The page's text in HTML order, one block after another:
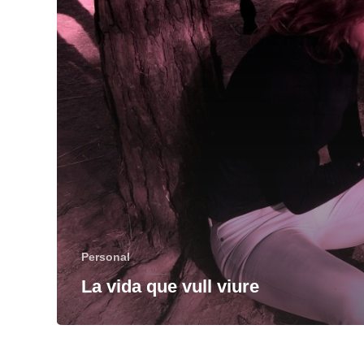
Personal
La vida que vull viure